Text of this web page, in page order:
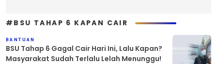
#BSU TAHAP 6 KAPAN CAIR
BANTUAN
BSU Tahap 6 Gagal Cair Hari Ini, Lalu Kapan?
Masyarakat Sudah Terlalu Lelah Menunggu!